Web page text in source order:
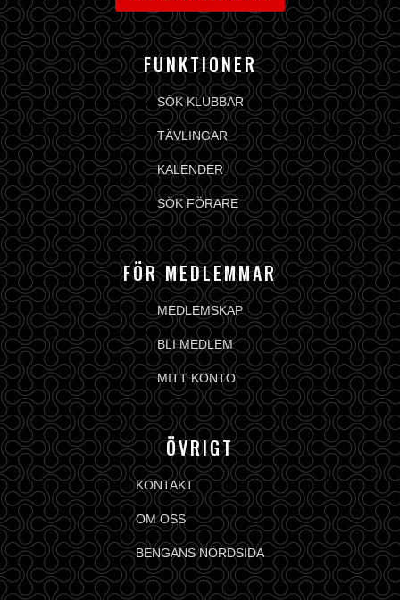
FUNKTIONER
SÖK KLUBBAR
TÄVLINGAR
KALENDER
SÖK FÖRARE
FÖR MEDLEMMAR
MEDLEMSKAP
BLI MEDLEM
MITT KONTO
ÖVRIGT
KONTAKT
OM OSS
BENGANS NÖRDSIDA